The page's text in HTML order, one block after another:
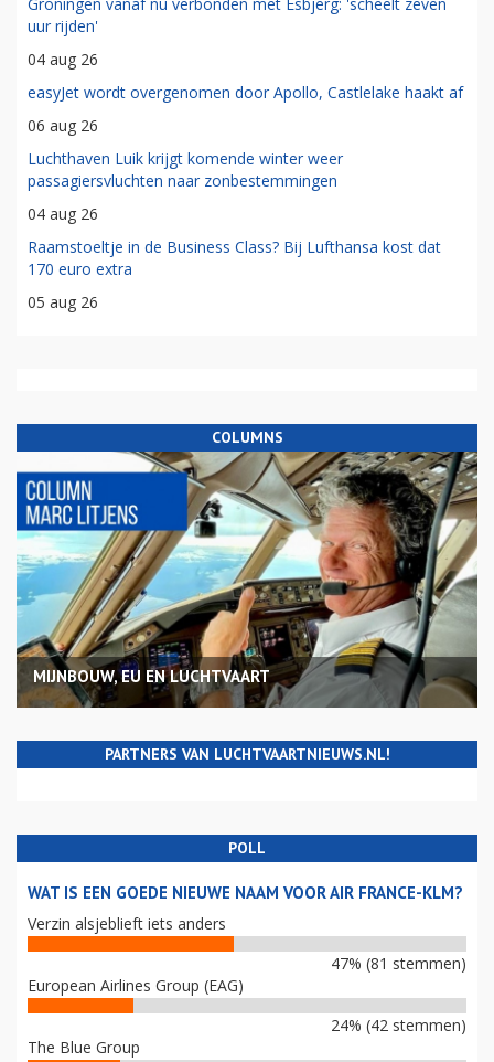
uur rijden'
04 aug 26
easyJet wordt overgenomen door Apollo, Castlelake haakt af
06 aug 26
Luchthaven Luik krijgt komende winter weer
passagiersvluchten naar zonbestemmingen
04 aug 26
Raamstoeltje in de Business Class? Bij Lufthansa kost dat
170 euro extra
05 aug 26
COLUMNS
MIJNBOUW, EU EN LUCHTVAART
PARTNERS VAN LUCHTVAARTNIEUWS.NL!
POLL
WAT IS EEN GOEDE NIEUWE NAAM VOOR AIR FRANCE-KLM?
Verzin alsjeblieft iets anders
47% (81 stemmen)
European Airlines Group (EAG)
24% (42 stemmen)
The Blue Group